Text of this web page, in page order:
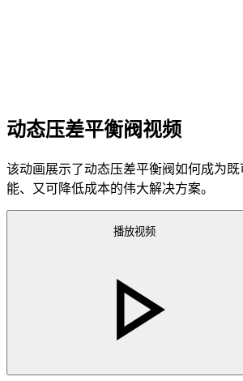
动态压差平衡阀视频
该动画展示了动态压差平衡阀如何成为
能、又可降低成本的伟大解决方案。
播放视频